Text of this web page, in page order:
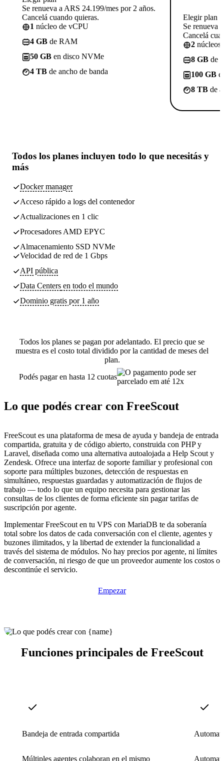
Se renueva a ARS 24.199/mes por 2 años.
Cancelá cuando quieras.
1 núcleo de vCPU
4 GB de RAM
50 GB en disco NVMe
4 TB de ancho de banda
Elegir plan
Se renueva
Cancelá
2 núcleos
8 GB de
100 GB
8 TB de
Todos los planes incluyen todo lo que necesitás y
más
Docker manager
Acceso rápido a logs del contenedor
Actualizaciones en 1 clic
Procesadores AMD EPYC
Almacenamiento SSD NVMe
Velocidad de red de 1 Gbps
API pública
Data Centers en todo el mundo
Dominio gratis por 1 año
Todos los planes se pagan por adelantado. El precio que se
muestra es el costo total dividido por la cantidad de meses del
plan.
Podés pagar en hasta 12 cuotas
Lo que podés crear con FreeScout
FreeScout es una plataforma de mesa de ayuda y bandeja de entrada
compartida, gratuita y de código abierto, construida con PHP y
Laravel, diseñada como una alternativa autoalojada a Help Scout y
Zendesk. Ofrece una interfaz de soporte familiar y profesional con
soporte para múltiples buzones, detección de respuestas en
simultáneo, respuestas guardadas y automatización de flujos de
trabajo — todo lo que un equipo necesita para gestionar las
consultas de los clientes de forma eficiente sin pagar tarifas de
suscripción por agente.
Implementar FreeScout en tu VPS con MariaDB te da soberanía
total sobre los datos de cada conversación con el cliente, agentes y
buzones ilimitados, y la libertad de extender la funcionalidad a
través del sistema de módulos. No hay precios por agente, ni límites
de conversación, ni riesgo de que un proveedor aumente los costos o
descontinúe el servicio.
Empezar
Funciones principales de FreeScout
Bandeja de entrada compartida
Múltiples agentes colaboran en el mismo